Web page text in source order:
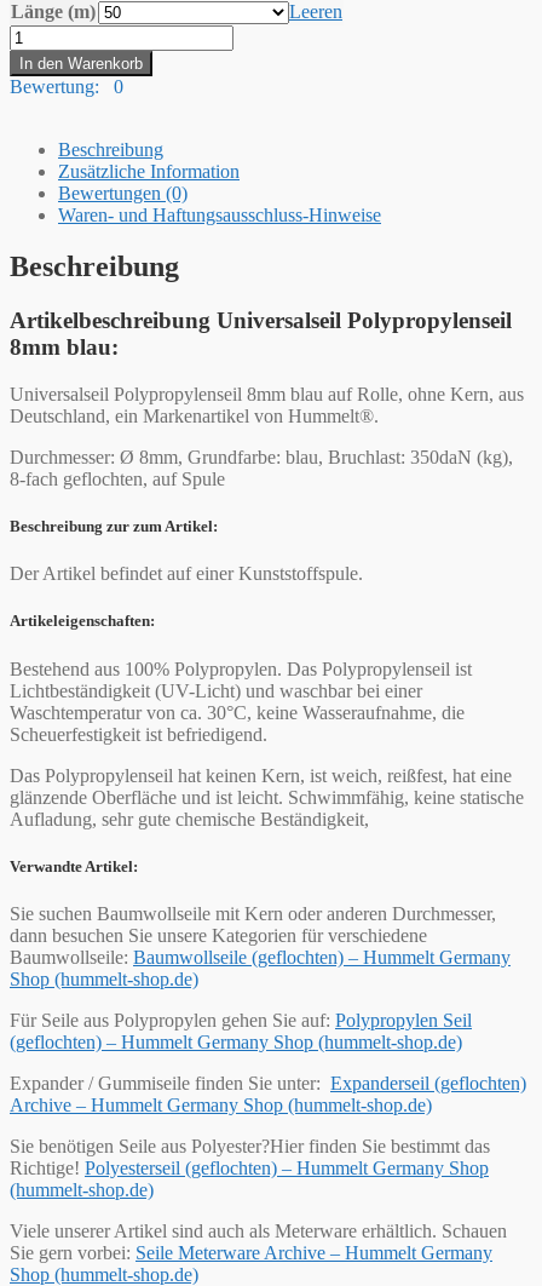
Länge (m)
Leeren
Hummelt®
Universalseil
Polypropylenseil
8mm
Menge
In den Warenkorb
Bewertung: 0
Beschreibung
Zusätzliche Information
Bewertungen (0)
Waren- und Haftungsausschluss-Hinweise
Beschreibung
Artikelbeschreibung Universalseil Polypropylenseil
8mm blau:
Universalseil Polypropylenseil 8mm blau auf Rolle, ohne Kern, aus
Deutschland, ein Markenartikel von Hummelt®.
Durchmesser: Ø 8mm, Grundfarbe: blau, Bruchlast: 350daN (kg),
8-fach geflochten, auf Spule
Beschreibung zur zum Artikel:
Der Artikel befindet auf einer Kunststoffspule.
Artikeleigenschaften:
Bestehend aus 100% Polypropylen. Das Polypropylenseil ist
Lichtbeständigkeit (UV-Licht) und waschbar bei einer
Waschtemperatur von ca. 30°C, keine Wasseraufnahme, die
Scheuerfestigkeit ist befriedigend.
Das Polypropylenseil hat keinen Kern, ist weich, reißfest, hat eine
glänzende Oberfläche und ist leicht. Schwimmfähig, keine statische
Aufladung, sehr gute chemische Beständigkeit,
Verwandte Artikel:
Sie suchen Baumwollseile mit Kern oder anderen Durchmesser,
dann besuchen Sie unsere Kategorien für verschiedene
Baumwollseile: Baumwollseile (geflochten) – Hummelt Germany
Shop (hummelt-shop.de)
Für Seile aus Polypropylen gehen Sie auf: Polypropylen Seil
(geflochten) – Hummelt Germany Shop (hummelt-shop.de)
Expander / Gummiseile finden Sie unter: Expanderseil (geflochten)
Archive – Hummelt Germany Shop (hummelt-shop.de)
Sie benötigen Seile aus Polyester?Hier finden Sie bestimmt das
Richtige! Polyesterseil (geflochten) – Hummelt Germany Shop
(hummelt-shop.de)
Viele unserer Artikel sind auch als Meterware erhältlich. Schauen
Sie gern vorbei: Seile Meterware Archive – Hummelt Germany
Shop (hummelt-shop.de)